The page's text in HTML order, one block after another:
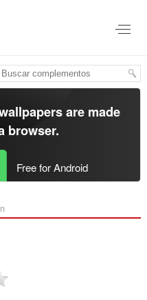
are made
browser.
Free for Android